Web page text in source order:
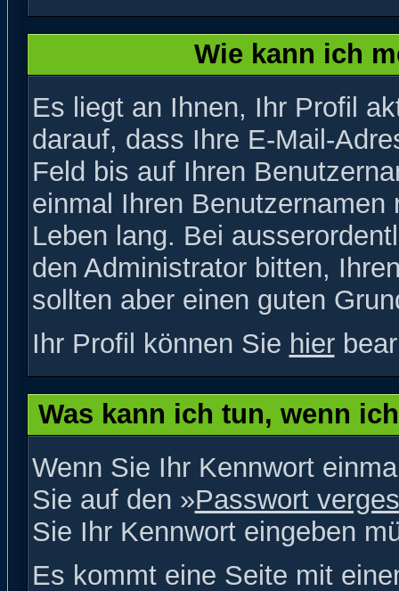
Wie kann ich
Es liegt an Ihnen, Ihr Profil
darauf, dass Ihre E-Mail-
Feld bis auf Ihren
einmal Ihren
Leben lang. Bei
den Administrator bitten,
sollten aber einen guten
Ihr Profil können Sie hier
Was kann ich tun, wenn
Wenn Sie Ihr Kennwort
Sie auf den »Passwort
Sie Ihr Kennwort eingeben
Es kommt eine Seite mit